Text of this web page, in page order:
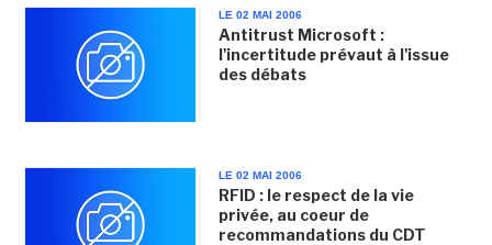
LE 02 MAI 2006
Antitrust Microsoft :
l'incertitude prévaut à l'issue
des débats
LE 02 MAI 2006
RFID : le respect de la vie
privée, au coeur de
recommandations du CDT